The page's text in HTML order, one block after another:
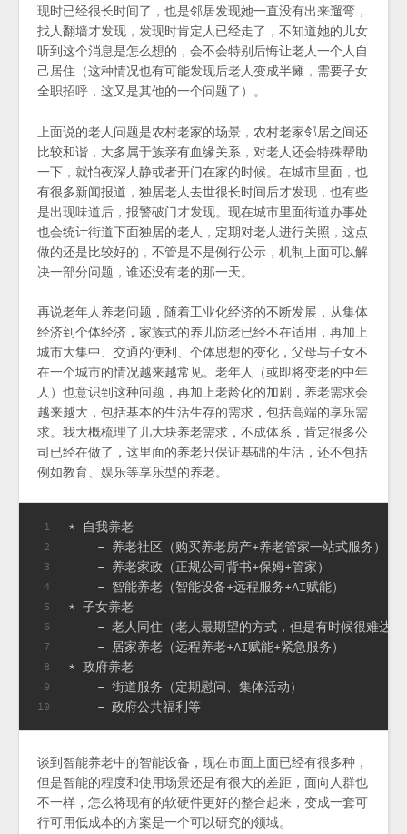
现时已经很长时间了，也是邻居发现她一直没有出来遛弯，
找人翻墙才发现，发现时肯定人已经走了，不知道她的儿女
听到这个消息是怎么想的，会不会特别后悔让老人一个人自
己居住（这种情况也有可能发现后老人变成半瘫，需要子女
全职招呼，这又是其他的一个问题了）。
上面说的老人问题是农村老家的场景，农村老家邻居之间还
比较和谐，大多属于族亲有血缘关系，对老人还会特殊帮助
一下，就怕夜深人静或者开门在家的时候。在城市里面，也
有很多新闻报道，独居老人去世很长时间后才发现，也有些
是出现味道后，报警破门才发现。现在城市里面街道办事处
也会统计街道下面独居的老人，定期对老人进行关照，这点
做的还是比较好的，不管是不是例行公示，机制上面可以解
决一部分问题，谁还没有老的那一天。
再说老年人养老问题，随着工业化经济的不断发展，从集体
经济到个体经济，家族式的养儿防老已经不在适用，再加上
城市大集中、交通的便利、个体思想的变化，父母与子女不
在一个城市的情况越来越常见。老年人（或即将变老的中年
人）也意识到这种问题，再加上老龄化的加剧，养老需求会
越来越大，包括基本的生活生存的需求，包括高端的享乐需
求。我大概梳理了几大块养老需求，不成体系，肯定很多公
司已经在做了，这里面的养老只保证基础的生活，还不包括
例如教育、娱乐等享乐型的养老。
1
2
3
4
5
6
7
8
9
10
* 自我养老
    - 养老社区（购买养老房产+养老管家一站式服务）
    - 养老家政（正规公司背书+保姆+管家）
    - 智能养老（智能设备+远程服务+AI赋能）
* 子女养老
- 老人同住（老人最期望的方式，但是有时候很难达
    - 居家养老（远程养老+AI赋能+紧急服务）
* 政府养老
    - 街道服务（定期慰问、集体活动）
    - 政府公共福利等
谈到智能养老中的智能设备，现在市面上面已经有很多种，
但是智能的程度和使用场景还是有很大的差距，面向人群也
不一样，怎么将现有的软硬件更好的整合起来，变成一套可
行可用低成本的方案是一个可以研究的领域。